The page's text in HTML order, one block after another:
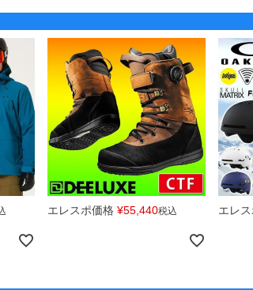
エレスポ価格 ¥55,440税込 エレ